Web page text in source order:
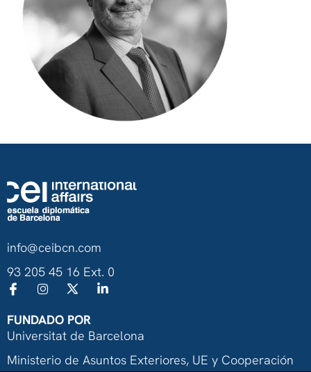
info@ceibcn.com
93 205 45 16 Ext. 0
FUNDADO POR
Universitat de Barcelona
Ministerio de Asuntos Exteriores, UE y Cooperación